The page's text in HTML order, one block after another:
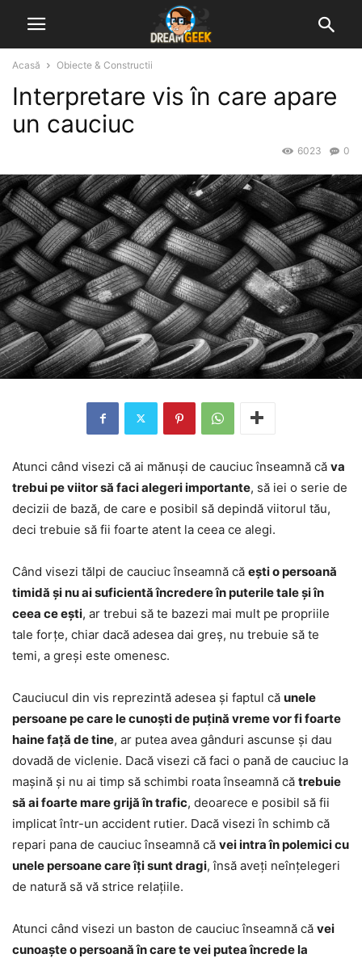
Acasă Obiecte & Constructii
Interpretare vis în care apare
un cauciuc
0
6023
Atunci când visezi că ai mănuși de cauciuc înseamnă că va
trebui pe viitor să faci alegeri importante, să iei o serie de
decizii de bază, de care e posibil să depindă viitorul tău,
deci trebuie să fii foarte atent la ceea ce alegi.
Când visezi tălpi de cauciuc înseamnă că ești o persoană
timidă și nu ai suficientă încredere în puterile tale și în
ceea ce ești, ar trebui să te bazezi mai mult pe propriile
tale forțe, chiar dacă adesea dai greș, nu trebuie să te
temi, a greși este omenesc.
Cauciucul din vis reprezintă adesea și faptul că unele
persoane pe care le cunoști de puțină vreme vor fi foarte
haine față de tine, ar putea avea gânduri ascunse și dau
dovadă de viclenie. Dacă visezi că faci o pană de cauciuc la
mașină și nu ai timp să schimbi roata înseamnă că trebuie
să ai foarte mare grijă în trafic, deoarece e posibil să fii
implicat într-un accident rutier. Dacă visezi în schimb că
repari pana de cauciuc înseamnă că vei intra în polemici cu
unele persoane care îți sunt dragi, însă aveți neînțelegeri
de natură să vă strice relațiile.
Atunci când visezi un baston de cauciuc înseamnă că vei
cunoaște o persoană în care te vei putea încrede la